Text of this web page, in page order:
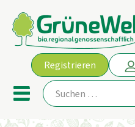
Registrieren
Mobiles